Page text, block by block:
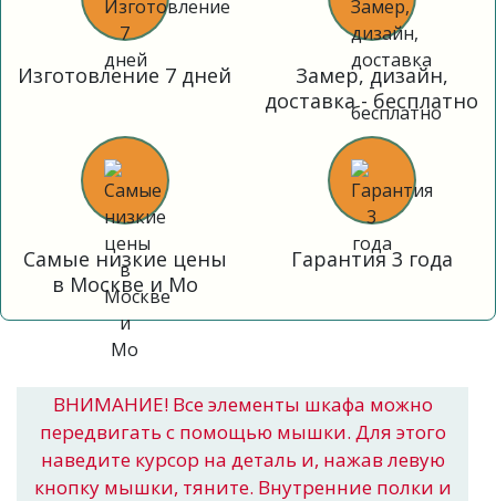
Изготовление 7 дней
Замер, дизайн,
доставка - бесплатно
Самые низкие цены
в Москве и Мо
Гарантия 3 года
ВНИМАНИЕ! Все элементы шкафа можно
передвигать с помощью мышки. Для этого
наведите курсор на деталь и, нажав левую
кнопку мышки, тяните. Внутренние полки и